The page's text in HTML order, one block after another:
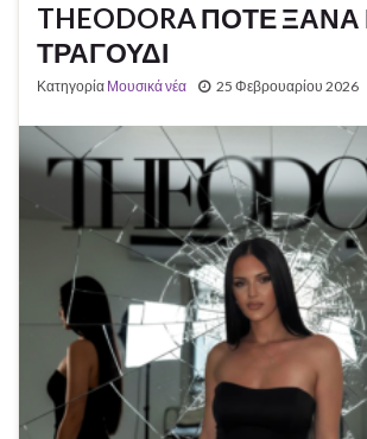
THEODORA ΠΟΤΕ
ΤΡΑΓΟΥΔΙ
Κατηγορία Μουσικά νέα 25 Φεβρουαρίου 2026